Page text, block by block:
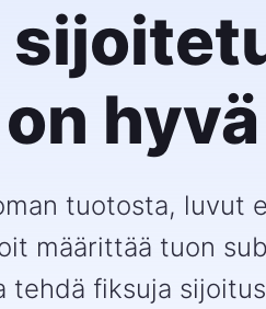
tuotosta, luvut
määrittää tuon
tehdä fiksuja